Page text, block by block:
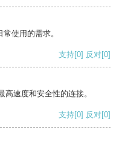
使用的需求。
支持[0] 反对[0]
速度和安全性的连接。
支持[0] 反对[0]